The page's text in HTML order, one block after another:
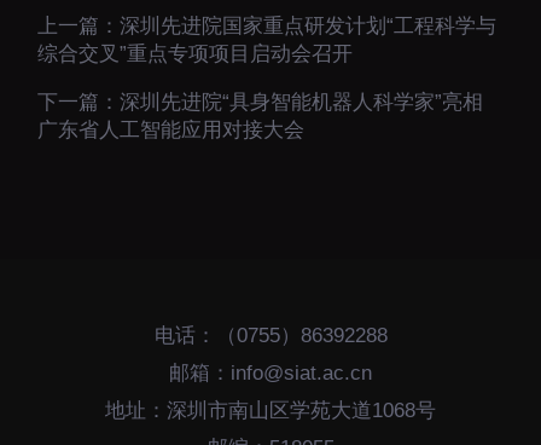
上一篇：深圳先进院国家重点研发计划“工程科学与
综合交叉”重点专项项目启动会召开
下一篇：深圳先进院“具身智能机器人科学家”亮相
广东省人工智能应用对接大会
电话：（0755）86392288
邮箱：info@siat.ac.cn
地址：深圳市南山区学苑大道1068号